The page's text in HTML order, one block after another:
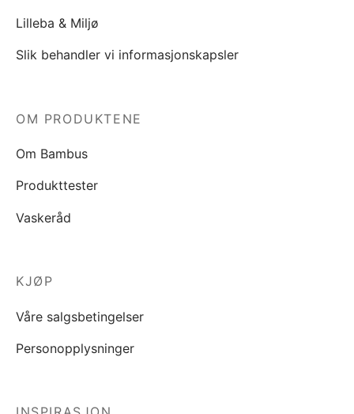
Lilleba & Miljø
Slik behandler vi informasjonskapsler
OM PRODUKTENE
Om Bambus
Produkttester
Vaskeråd
KJØP
Våre salgsbetingelser
Personopplysninger